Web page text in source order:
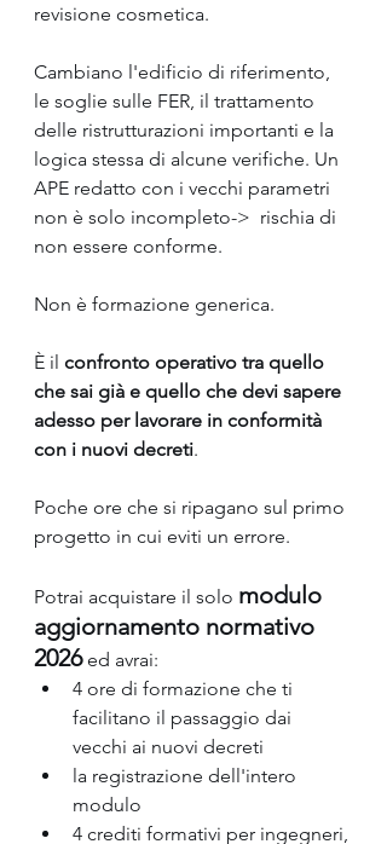
revisione cosmetica.
Cambiano l'edificio di riferimento,
le soglie sulle FER, il trattamento
delle ristrutturazioni importanti e la
logica stessa di alcune verifiche. Un
APE redatto con i vecchi parametri
non è solo incompleto->  rischia di
non essere conforme.
Non è formazione generica.
È il confronto operativo tra quello
che sai già e quello che devi sapere
adesso per lavorare in conformità
con i nuovi decreti.
Poche ore che si ripagano sul primo
progetto in cui eviti un errore.
Potrai acquistare il solo modulo
aggiornamento normativo
2026 ed avrai:
4 ore di formazione che ti
facilitano il passaggio dai
vecchi ai nuovi decreti
la registrazione dell'intero
modulo
4 crediti formativi per ingegneri,